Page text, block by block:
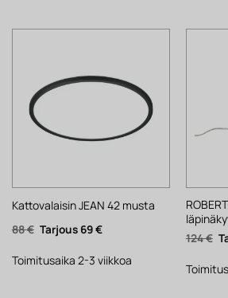
Kattovalaisin JEAN 42 musta
88€ Alkuperäinen
hinta
88 €.
69€Nykyinen
69 €.
Toimitusaika 2-3 viikkoa
124€